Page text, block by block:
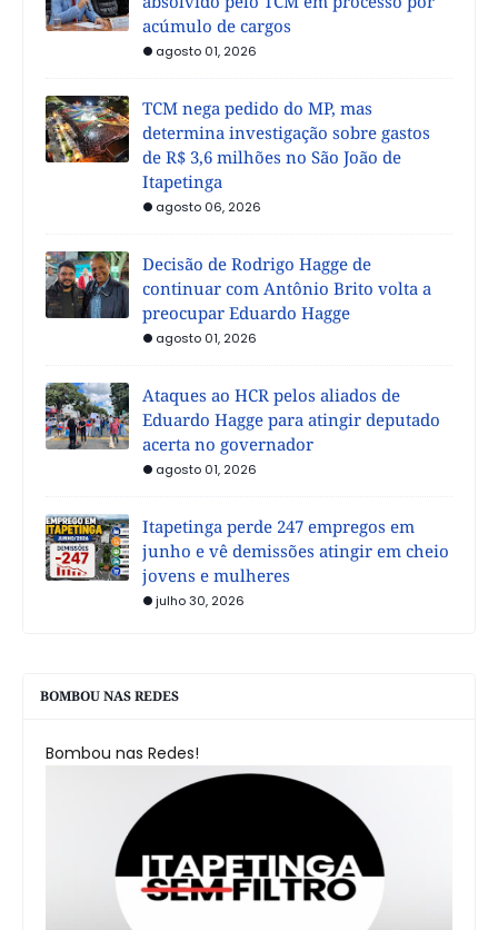
acúmulo de cargos
agosto 01, 2026
TCM nega pedido do MP, mas
determina investigação sobre gastos
de R$ 3,6 milhões no São João de
Itapetinga
agosto 06, 2026
Decisão de Rodrigo Hagge de
continuar com Antônio Brito volta a
preocupar Eduardo Hagge
agosto 01, 2026
Ataques ao HCR pelos aliados de
Eduardo Hagge para atingir deputado
acerta no governador
agosto 01, 2026
Itapetinga perde 247 empregos em
junho e vê demissões atingir em cheio
jovens e mulheres
julho 30, 2026
BOMBOU NAS REDES
Bombou nas Redes!